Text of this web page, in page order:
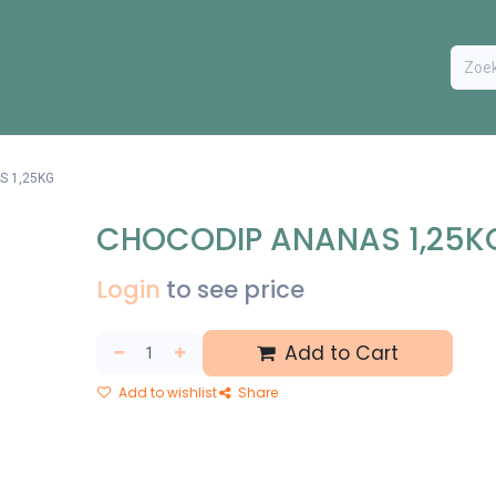
1,25KG
CHOCODIP ANANAS
Login to see price
Add to Cart
Add to wishlist Share